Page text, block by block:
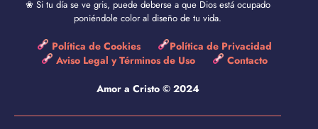
❀ Si tu día se ve gris, puede deberse a que Dios está ocupado
poniéndole color al diseño de tu vida.
Política de Cookies
Política de Privacidad
Aviso Legal y Términos de Uso
Contacto
Amor a Cristo © 2024